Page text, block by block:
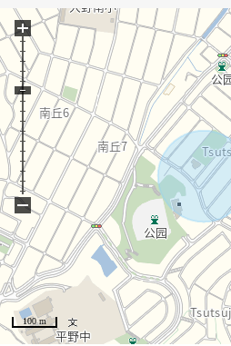
・1.2楼有厕所
・吹过，被有门口
・楼梯下边有收纳
・超过6张塌塌米全居室
・有阁楼收纳
▼已经2022年10月维护
・外壁涂抹、阳台防水、防蟻工事
▼周边环境
・第一类低层住宅专用区里面的
■在找想要的家方面给予帮助的
━━━━━━━━━━━━━━━
房源的详细、需讨论是如有意向
100 m
+
−